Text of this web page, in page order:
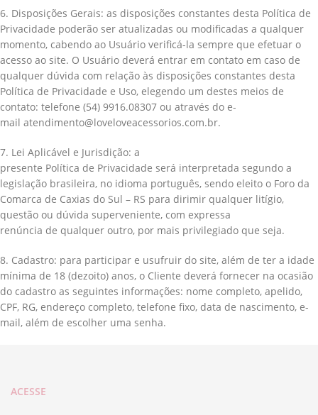
6. Disposições Gerais: as disposições constantes desta Política de
Privacidade poderão ser atualizadas ou modificadas a qualquer
momento, cabendo ao Usuário verificá-la sempre que efetuar o
acesso ao site. O Usuário deverá entrar em contato em caso de
qualquer dúvida com relação às disposições constantes desta
Política de Privacidade e Uso, elegendo um destes meios de
contato: telefone (54) 9916.08307 ou através do e-
mail atendimento@loveloveacessorios.com.br.
7. Lei Aplicável e Jurisdição: a
presente Política de Privacidade será interpretada segundo a
legislação brasileira, no idioma português, sendo eleito o Foro da
Comarca de Caxias do Sul – RS para dirimir qualquer litígio,
questão ou dúvida superveniente, com expressa
renúncia de qualquer outro, por mais privilegiado que seja.
8. Cadastro: para participar e usufruir do site, além de ter a idade
mínima de 18 (dezoito) anos, o Cliente deverá fornecer na ocasião
do cadastro as seguintes informações: nome completo, apelido,
CPF, RG, endereço completo, telefone fixo, data de nascimento, e-
mail, além de escolher uma senha.
ACESSE